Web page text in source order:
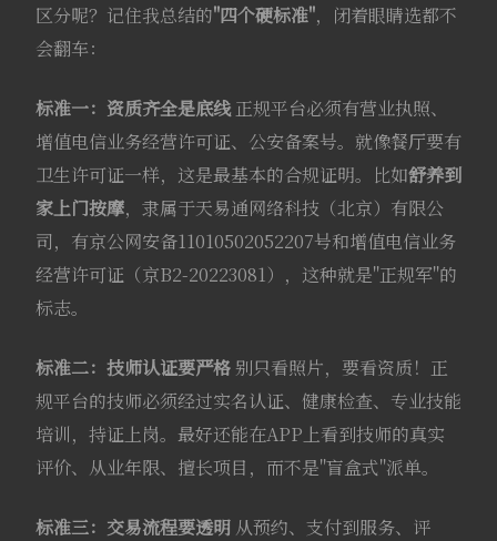
区分呢？记住我总结的"四个硬标准"，闭着眼睛选都不
会翻车：
标准一：资质齐全是底线正规平台必须有营业执照、
增值电信业务经营许可证、公安备案号。就像餐厅要有
卫生许可证一样，这是最基本的合规证明。比如舒养到
家上门按摩，隶属于天易通网络科技（北京）有限公
司，有京公网安备11010502052207号和增值电信业务
经营许可证（京B2-20223081），这种就是"正规军"的
标志。
标准二：技师认证要严格别只看照片，要看资质！正
规平台的技师必须经过实名认证、健康检查、专业技能
培训，持证上岗。最好还能在APP上看到技师的真实
评价、从业年限、擅长项目，而不是"盲盒式"派单。
标准三：交易流程要透明从预约、支付到服务、评